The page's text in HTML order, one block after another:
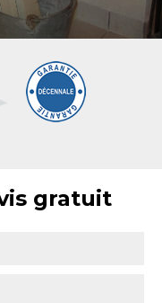
gratuit